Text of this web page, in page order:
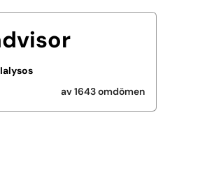
av 1643 omdömen